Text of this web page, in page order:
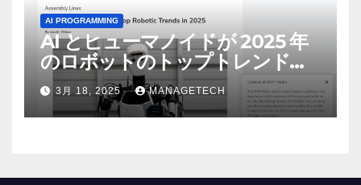
AI PROGRAMMING
AI とヒューマノイドが 2025 年
のロボットのトップトレンドに |
ASSEMBLY
3月 18, 2025 MANAGETECH